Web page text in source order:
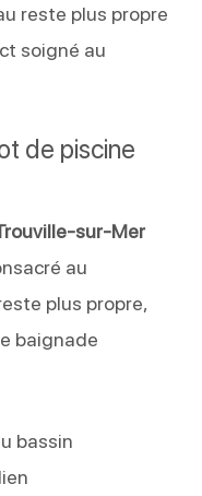
reste plus propre
soigné au
de piscine
sur-Mer
au
plus propre,
baignade
bassin